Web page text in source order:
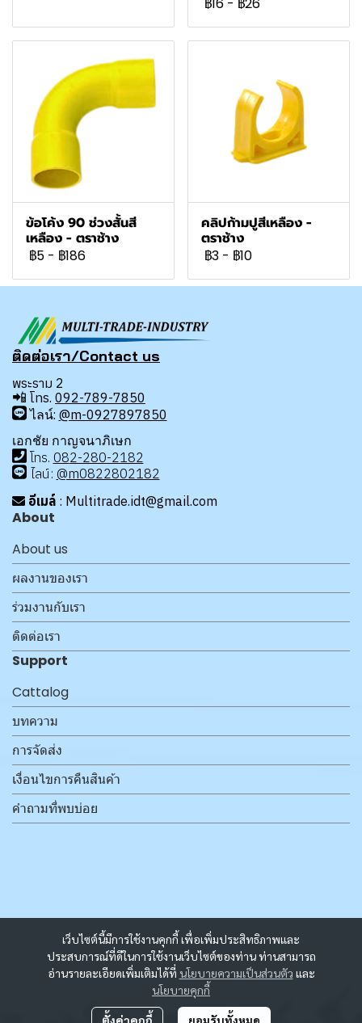
ข้อโค้ง 90 ช่วงสั้นสี
เหลือง - ตราช้าง
฿5 - ฿186
คลิปก้ามปูสีเหลือง -
ตราช้าง
฿3 - ฿10
เว็บไซต์นี้มีการใช้งานคุกกี้ เพื่อเพิ่มประสิทธิภาพและ
ประสบการณ์ที่ดีในการใช้งานเว็บไซต์ของท่าน ท่านสามารถ
อ่านรายละเอียดเพิ่มเติมได้ที่ นโยบายความเป็นส่วนตัว และ
นโยบายคุกกี้
ตั้งค่าคุกกี้ ยอมรับทั้งหมด
ติดต่อเรา/Contact us
พระราม 2
📲 โทร. 092-789-7850
ไลน์: @m-0927897850
เอกชัย กาญจนาภิเษก
โทร. 082-280-2182
ไลน์: @m0822802182
อีเมล์ : Multitrade.idt@gmail.com
About
About us
ผลงานของเรา
ร่วมงานกับเรา
ติดต่อเรา
Support
Cattalog
บทความ
การจัดส่ง
เงื่อนไขการคืนสินค้า
คำถามที่พบบ่อย